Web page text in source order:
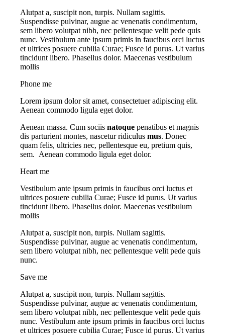
Alutpat a, suscipit non, turpis. Nullam sagittis.
Suspendisse pulvinar, augue ac venenatis condimentum,
sem libero volutpat nibh, nec pellentesque velit pede quis
nunc. Vestibulum ante ipsum primis in faucibus orci luctus
et ultrices posuere cubilia Curae; Fusce id purus. Ut varius
tincidunt libero. Phasellus dolor. Maecenas vestibulum
mollis
Phone me
Lorem ipsum dolor sit amet, consectetuer adipiscing elit.
Aenean commodo ligula eget dolor.
Aenean massa. Cum sociisnatoque penatibus et magnis
dis parturient montes, nascetur ridiculusmus. Donec
quam felis, ultricies nec, pellentesque eu, pretium quis,
sem. Aenean commodo ligula eget dolor.
Heart me
Vestibulum ante ipsum primis in faucibus orci luctus et
ultrices posuere cubilia Curae; Fusce id purus. Ut varius
tincidunt libero. Phasellus dolor. Maecenas vestibulum
mollis
Alutpat a, suscipit non, turpis. Nullam sagittis.
Suspendisse pulvinar, augue ac venenatis condimentum,
sem libero volutpat nibh, nec pellentesque velit pede quis
nunc.
Save me
Alutpat a, suscipit non, turpis. Nullam sagittis.
Suspendisse pulvinar, augue ac venenatis condimentum,
sem libero volutpat nibh, nec pellentesque velit pede quis
nunc. Vestibulum ante ipsum primis in faucibus orci luctus
et ultrices posuere cubilia Curae; Fusce id purus. Ut varius